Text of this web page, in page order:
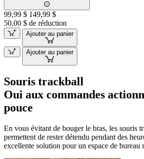
99,99 $ 149,99 $
50,00 $ de réduction
Ajouter au panier
Ajouter au panier
Souris trackball
Oui aux commandes
pouce
En vous évitant de bouger le bras, les souris
permettent de rester détendu pendant des
excellente solution pour un espace de bureau